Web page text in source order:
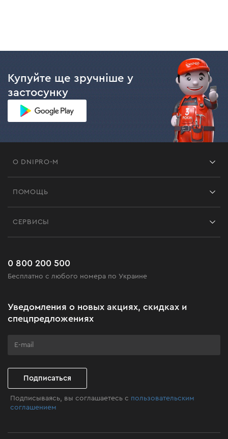
Купуйте ще зручніше у
застосунку
О DNIPRO-M
Черная пятница
Клуб мастерства
ПОМОЩЬ
Часто задаваемые вопросы
СЕРВИСЫ
0 800 200 500
Бесплатно с любого номера по Украине
Уведомления о новых акциях, скидках и
спецпредложениях
Подписаться
Подписываясь, вы соглашаетесь с пользовательским
соглашением